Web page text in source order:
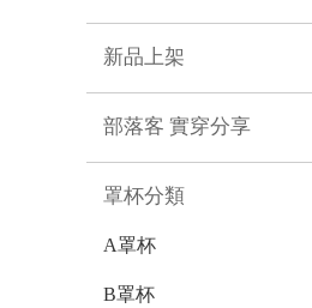
新品上架
部落客 實穿分享
罩杯分類
A罩杯
B罩杯